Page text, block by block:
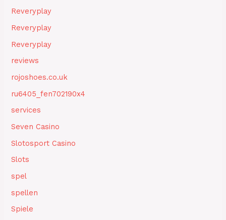
Reveryplay
Reveryplay
Reveryplay
reviews
rojoshoes.co.uk
ru6405_fen702190x4
services
Seven Casino
Slotosport Casino
Slots
spel
spellen
Spiele